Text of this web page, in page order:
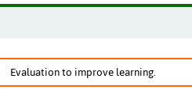
Evaluation to improve learning.